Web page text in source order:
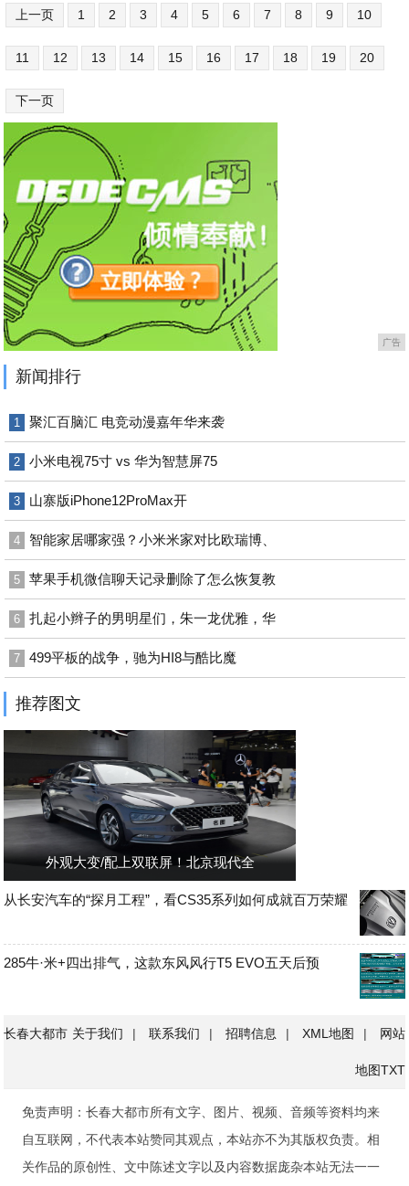
上一页 1 2 3 4 5 6 7 8 9 10
11 12 13 14 15 16 17 18 19 20
下一页
广告
新闻排行
1 聚汇百脑汇 电竞动漫嘉年华来袭
2 小米电视75寸 vs 华为智慧屏75
3 山寨版iPhone12ProMax开
4 智能家居哪家强？小米米家对比欧瑞博、
5 苹果手机微信聊天记录删除了怎么恢复教
6 扎起小辫子的男明星们，朱一龙优雅，华
7 499平板的战争，驰为HI8与酷比魔
推荐图文
外观大变/配上双联屏！北京现代全
从长安汽车的“探月工程”，看CS35系列如何成就百万荣耀
285牛·米+四出排气，这款东风风行T5 EVO五天后预
长春大都市 关于我们 | 联系我们 | 招聘信息 | XML地图 | 网站
地图TXT
免责声明：长春大都市所有文字、图片、视频、音频等资料均来
自互联网，不代表本站赞同其观点，本站亦不为其版权负责。相
关作品的原创性、文中陈述文字以及内容数据庞杂本站无法一一